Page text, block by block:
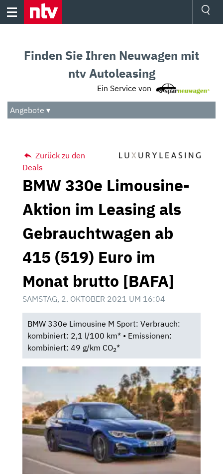
Skip
Audio
Das Beste
Finden Sie Ihren Neuwagen mit
ntv Autoleasing
Ein Service von
Angebote ▾
Zurück zu den
Deals
BMW 330e Limousine-
Aktion im Leasing als
Gebrauchtwagen ab
415 (519) Euro im
Monat brutto [BAFA]
SAMSTAG, 2. OKTOBER 2021 UM 16:04
BMW 330e Limousine M Sport: Verbrauch:
kombiniert: 2,1 l/100 km* • Emissionen:
kombiniert: 49 g/km CO2*